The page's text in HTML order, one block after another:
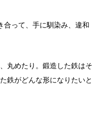
合って、手に馴染み、違和
丸めたり。鍛造した鉄はそ
鉄がどんな形になりたいと